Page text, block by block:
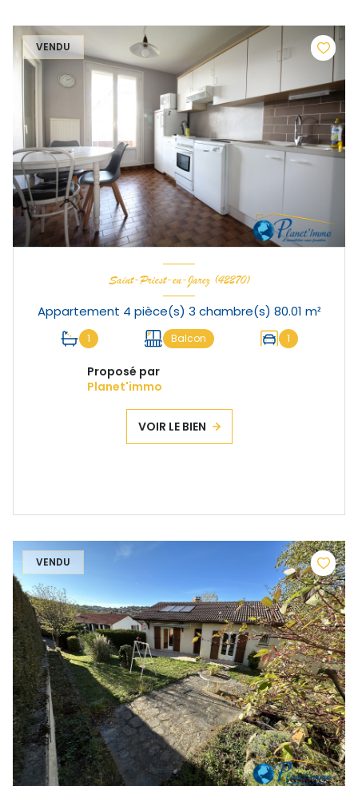
VENDU
Saint-Priest-en-Jarez (42270)
Appartement 4 pièce(s) 3 chambre(s) 80.01 m²
1 Balcon 1
Proposé par
Planet'immo
VOIR LE BIEN
VENDU